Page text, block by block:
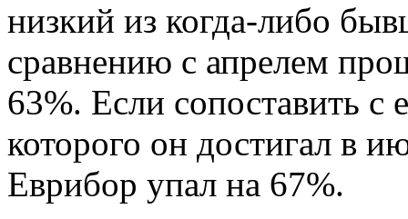
низкий из когда-либо
сравнению с апрелем
63%. Если сопоставить с
которого он достигал в
Еврибор упал на 67%.